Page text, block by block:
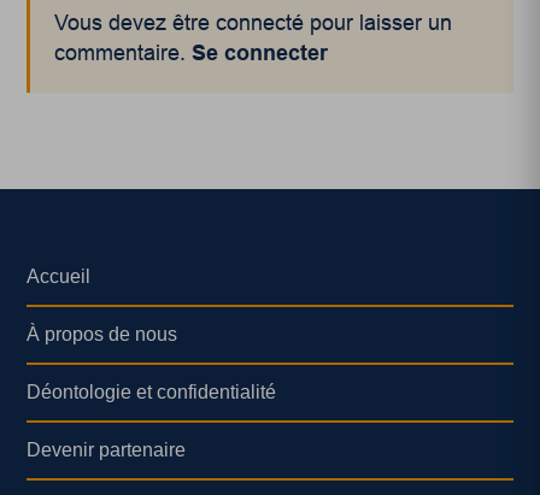
Vous devez être connecté pour laisser un
commentaire.Se connecter
Accueil
À propos de nous
Déontologie et confidentialité
Devenir partenaire